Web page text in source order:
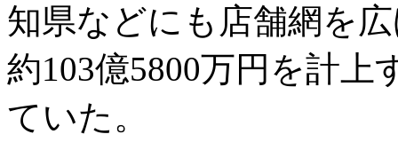
知県などにも店舗網を
約103億5800万円を計
ていた。